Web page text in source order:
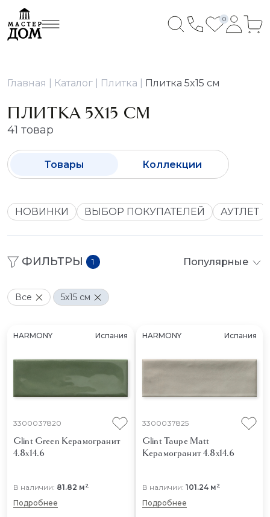
0
Главная Каталог Плитка Плитка 5x15 см
ПЛИТКА 5X15 СМ
41 товар
Товары Коллекции
НОВИНКИ ВЫБОР ПОКУПАТЕЛЕЙ АУТЛЕТ
ФИЛЬТРЫ 1 Популярные
Все 5x15 см
HARMONY Испания
3300037820
Glint Green Керамогранит
4.8x14.6
В наличии: 81.82 м2
Подробнее
HARMONY Испания
3300037825
Glint Taupe Matt
Керамогранит 4.8x14.6
В наличии: 101.24 м2
Подробнее